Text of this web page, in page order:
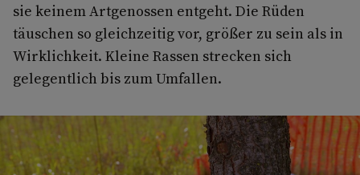
sie keinem Artgenossen entgeht. Die Rüden
täuschen so gleichzeitig vor, größer zu sein als in
Wirklichkeit. Kleine Rassen strecken sich
gelegentlich bis zum Umfallen.